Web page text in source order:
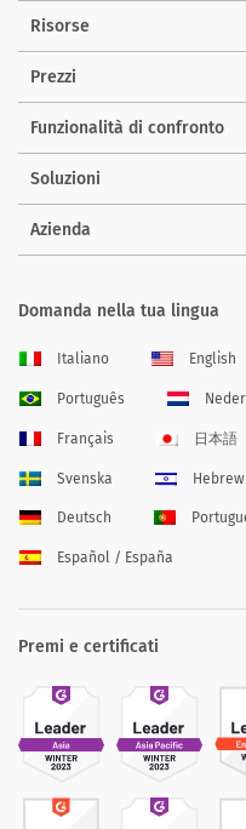
Risorse
Prezzi
Funzionalità di confronto
Soluzioni
Azienda
Domanda nella tua lingua
Italiano English
Português
Français 日本語
Svenska Hebrew
Deutsch
Español / España
Premi e certificati